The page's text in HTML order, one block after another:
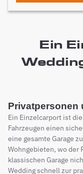
Ein
Privatpersonen
Ein Einzelcarport ist
Fahrzeugen einen
eine gesamte Garage
Wohngebieten, wo der
klassischen Garage
Wedding schnell zur